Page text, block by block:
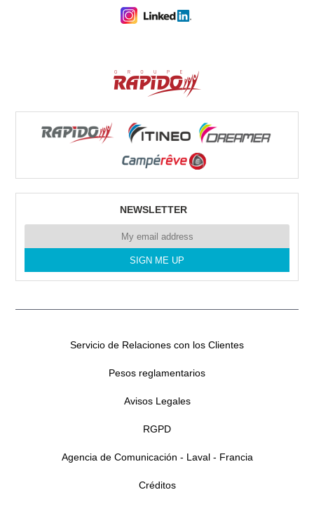
NEWSLETTER
Servicio de Relaciones con los Clientes
Pesos reglamentarios
Avisos Legales
RGPD
Agencia de Comunicación - Laval - Francia
Créditos